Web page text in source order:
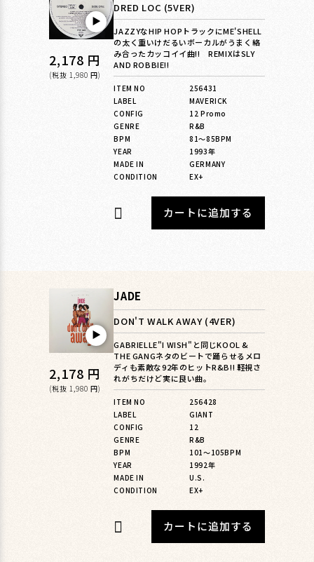
▶︎
通
常
2,178 円
(税抜 1,980 円)
DRED LOC (5VER)
JAZZYなHIP HOPトラックにME'SHELL
の太く重いけだるいボーカルがうまく絡
み合ったカッコイイ曲!! REMIXはSLY
AND ROBBIE!!
ITEM NO
256431
LABEL
MAVERICK
CONFIG
12 Promo
GENRE
R&B
BPM
81〜85BPM
YEAR
1993年
MADE IN
GERMANY
CONDITION
EX+
カートに追加する
▶︎
通
常
2,178 円
(税抜 1,980 円)
JADE
DON'T WALK AWAY (4VER)
GABRIELLE"I WISH"と同じKOOL &
THE GANGネタのビートで踊らせるメロ
ディも素敵な92年のヒットR&B!! 軽視さ
れがちだけど実に良い曲。
ITEM NO
256428
LABEL
GIANT
CONFIG
12
GENRE
R&B
BPM
101〜105BPM
YEAR
1992年
MADE IN
U.S.
CONDITION
EX+
カートに追加する